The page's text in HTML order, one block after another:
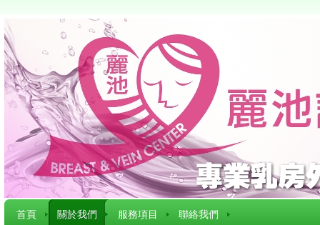
首頁 關於我們 服務項目 聯絡我們